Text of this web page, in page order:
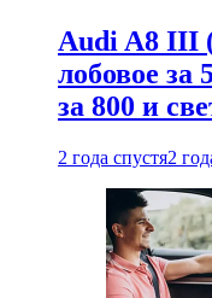
Audi A8 III
лобовое за
за 800 и
2 года спустя2